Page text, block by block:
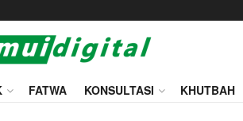
FATWA KONSULTASI KHUTBAH